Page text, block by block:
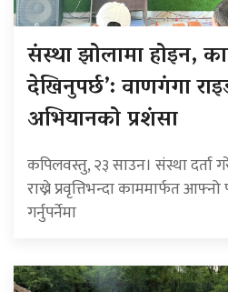
संस्था झोलामा होइन,
देखिनुपर्छ’: वाणगंगा
अभियानको प्रशंसा
कपिलवस्तु, २३ साउन। संस्था दर्ता
राख्ने प्रवृत्तिभन्दा काममार्फत
गर्नुपर्नेमा